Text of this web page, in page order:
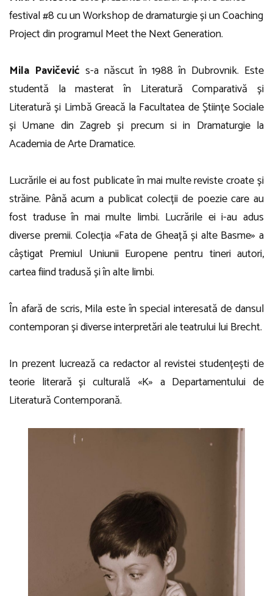
festival #8 cu unWorkshop de dramaturgieși unCoaching
Projectdin programul Meet the Next Generation.
Mila Pavičević s-a născut în 1988 în Dubrovnik. Este
studentă la masterat în Literatură Comparativă și
Literatură și Limbă Greacă la Facultatea de Științe Sociale
și Umane din Zagreb și precum si in Dramaturgie la
Academia de Arte Dramatice.
Lucrările ei au fost publicate în mai multe reviste croate și
străine. Până acum a publicat colecții de poezie care au
fost traduse în mai multe limbi. Lucrările ei i-au adus
diverse premii. Colecția «Fata de Gheață și alte Basme» a
câștigat Premiul Uniunii Europene pentru tineri autori,
cartea fiind tradusă și în alte limbi.
În afară de scris, Mila este în special interesată de dansul
contemporan și diverse interpretări ale teatrului lui Brecht.
In prezent lucrează ca redactor al revistei studențești de
teorie literară și culturală «K» a Departamentului de
Literatură Contemporană.